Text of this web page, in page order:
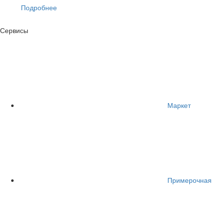
Подробнее
Сервисы
Маркет
Примерочная